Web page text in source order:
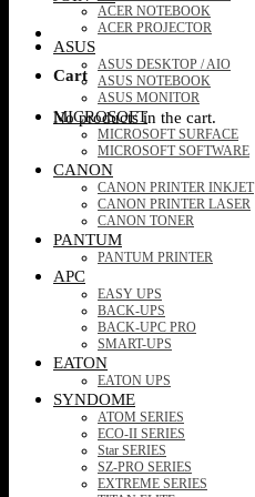
Cart
No products in the cart.
ACER NOTEBOOK
ACER PROJECTOR
ASUS
ASUS DESKTOP / AIO
ASUS NOTEBOOK
ASUS MONITOR
MICROSOFT
MICROSOFT SURFACE
MICROSOFT SOFTWARE
CANON
CANON PRINTER INKJET
CANON PRINTER LASER
CANON TONER
PANTUM
PANTUM PRINTER
APC
EASY UPS
BACK-UPS
BACK-UPC PRO
SMART-UPS
EATON
EATON UPS
SYNDOME
ATOM SERIES
ECO-II SERIES
Star SERIES
SZ-PRO SERIES
EXTREME SERIES